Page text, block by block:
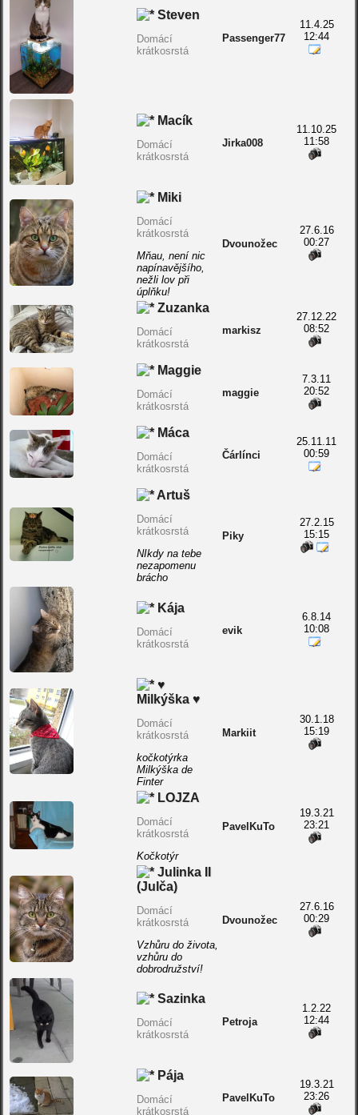
Steven
Domácí
krátkosrstá
Passenger77
11.4.25
12:44
Macík
Domácí
krátkosrstá
Jirka008
11.10.25
11:58
Miki
Domácí
krátkosrstá
Mňau, není nic
napínavějšího,
nežli lov při
úplňku!
Dvounožec
27.6.16
00:27
Zuzanka
Domácí
krátkosrstá
markisz
27.12.22
08:52
Maggie
Domácí
krátkosrstá
maggie
7.3.11
20:52
Máca
Domácí
krátkosrstá
Čárlínci
25.11.11
00:59
Artuš
Domácí
krátkosrstá
NIkdy na tebe
nezapomenu
brácho
Piky
27.2.15
15:15
Kája
Domácí
krátkosrstá
evik
6.8.14
10:08
♥
Milkýška ♥
Domácí
krátkosrstá
kočkotýrka
Milkýška de
Finter
Markiit
30.1.18
15:19
LOJZA
Domácí
krátkosrstá
Kočkotýr
PavelKuTo
19.3.21
23:21
Julinka II
(Julča)
Domácí
krátkosrstá
Vzhůru do života,
vzhůru do
dobrodružství!
Dvounožec
27.6.16
00:29
Sazinka
Domácí
krátkosrstá
Petroja
1.2.22
12:44
Pája
Domácí
krátkosrstá
PavelKuTo
19.3.21
23:26